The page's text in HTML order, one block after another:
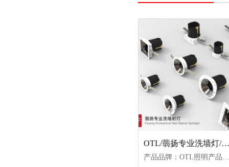
OTL/翡扬专业洗墙灯/OTL-WF-S9-7W-C
产品品牌：OTL照明产品名称：翡扬专业洗墙灯产品型号：OTL-WF-S9-7W-C色温：3000K/3500K/4000K颜色：钛空灰+米白